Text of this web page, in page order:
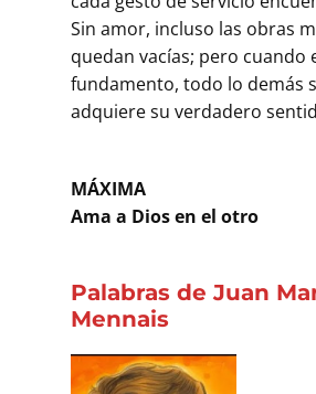
Sin amor, incluso las obras
quedan vacías; pero cuando
fundamento, todo lo demás
adquiere su verdadero
MÁXIMA
Ama a Dios en el otro
Palabras de Juan
Mennais